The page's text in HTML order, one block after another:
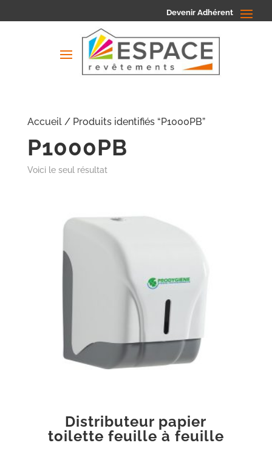
Devenir Adhérent
Accueil/ Produits identifiés “P1000PB”
P1000PB
Voici le seul résultat
Distributeur papier
toilette feuille à feuille